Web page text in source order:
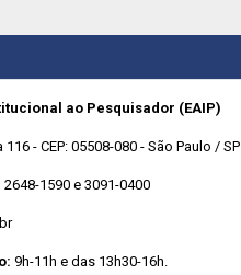
ao Pesquisador (EAIP)
- CEP: 05508-080 - São Paulo / SP
1590 e 3091-0400
9h-11h e das 13h30-16h.